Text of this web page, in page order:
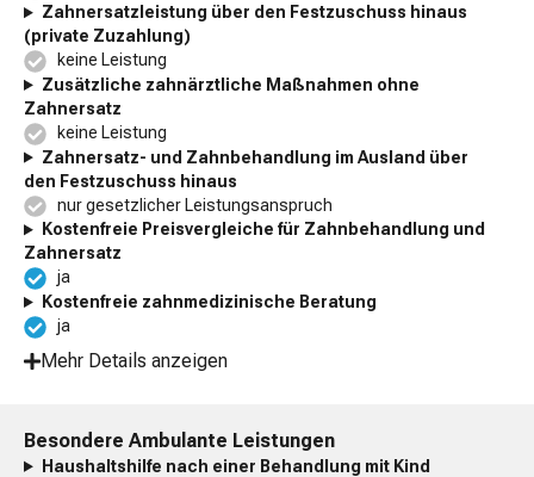
Zahnersatzleistung über den Festzuschuss hinaus
(private Zuzahlung)
keine Leistung
Zusätzliche zahnärztliche Maßnahmen ohne
Zahnersatz
keine Leistung
Zahnersatz- und Zahnbehandlung im Ausland über
den Festzuschuss hinaus
nur gesetzlicher Leistungsanspruch
Kostenfreie Preisvergleiche für Zahnbehandlung und
Zahnersatz
ja
Kostenfreie zahnmedizinische Beratung
ja
Mehr Details anzeigen
Besondere Ambulante Leistungen
Haushaltshilfe nach einer Behandlung mit Kind